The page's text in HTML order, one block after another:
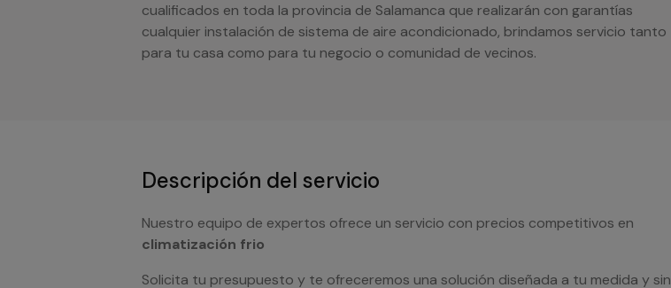
cualificados en toda la provincia de Salamanca que realizarán con garantías
cualquier instalación de sistema de aire acondicionado, brindamos servicio tanto
para tu casa como para tu negocio o comunidad de vecinos.
Descripción del servicio
Nuestro equipo de expertos ofrece un servicio con precios competitivos en
climatización frio
Solicita tu presupuesto y te ofreceremos una solución diseñada a tu medida y sin